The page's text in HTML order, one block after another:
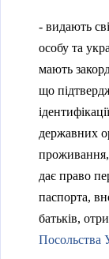
- видають
особу та
мають
що
державних
дає право
паспорта,
батьків,
Посольства